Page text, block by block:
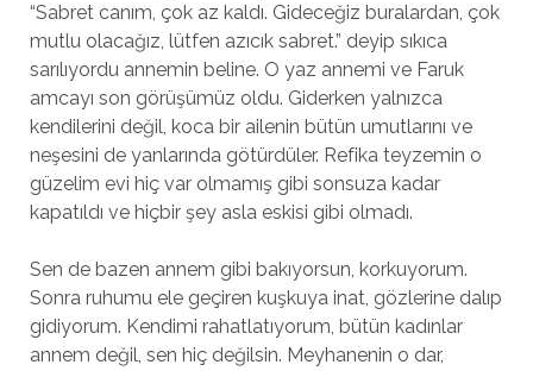
“Sabret canım, çok az kaldı. Gideceğiz buralardan, çok
mutlu olacağız, lütfen azıcık sabret.” deyip sıkıca
sarılıyordu annemin beline. O yaz annemi ve Faruk
amcayı son görüşümüz oldu. Giderken yalnızca
kendilerini değil, koca bir ailenin bütün umutlarını ve
neşesini de yanlarında götürdüler. Refika teyzemin o
güzelim evi hiç var olmamış gibi sonsuza kadar
kapatıldı ve hiçbir şey asla eskisi gibi olmadı.
Sen de bazen annem gibi bakıyorsun, korkuyorum.
Sonra ruhumu ele geçiren kuşkuya inat, gözlerine dalıp
gidiyorum. Kendimi rahatlatıyorum, bütün kadınlar
annem değil, sen hiç değilsin. Meyhanenin o dar,